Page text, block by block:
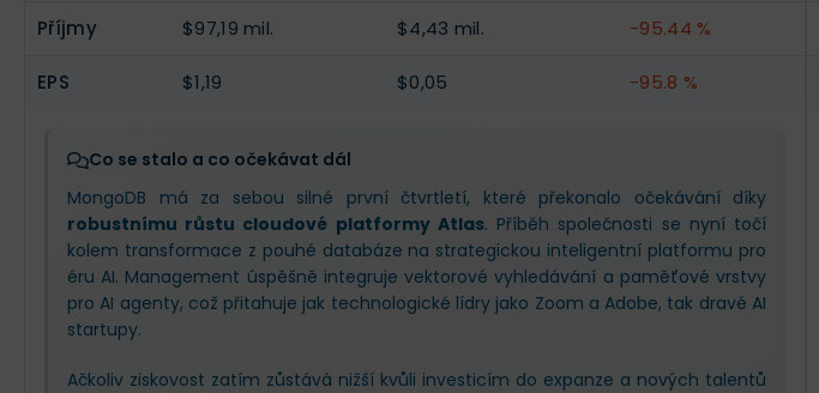
Příjmy $97,19 mil. $4,43 mil. -95.44 %
EPS $1,19 $0,05 -95.8 %
Co se stalo a co očekávat dál
MongoDB má za sebou silné první čtvrtletí, které překonalo očekávání díky
robustnímu růstu cloudové platformy Atlas. Příběh společnosti se nyní točí
kolem transformace z pouhé databáze na strategickou inteligentní platformu pro
éru AI. Management úspěšně integruje vektorové vyhledávání a paměťové vrstvy
pro AI agenty, což přitahuje jak technologické lídry jako Zoom a Adobe, tak dravé AI
startupy.
Ačkoliv ziskovost zatím zůstává nižší kvůli investicím do expanze a nových talentů